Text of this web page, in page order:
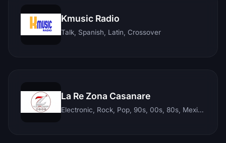
Kmusic Radio
Talk, Spanish, Latin, Crossover
La Re Zona Casanare
Electronic, Rock, Pop, 90s, 00s, 80s, Mexican, Ranchera, Reggaeton, Instrumental, Salsa, Merengue, Tropical, Romantic, Vallenato, Llanera